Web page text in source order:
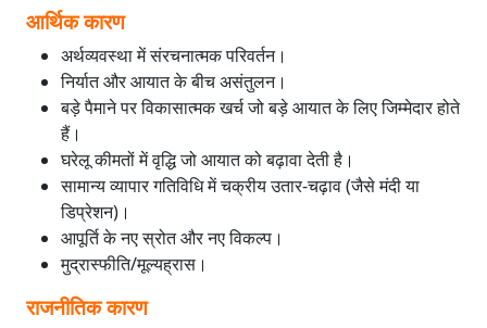
आर्थिक कारण
अर्थव्यवस्था में संरचनात्मक परिवर्तन।
निर्यात और आयात के बीच असंतुलन।
बड़े पैमाने पर विकासात्मक खर्च जो बड़े आयात के लिए जिम्मेदार होते
हैं।
घरेलू कीमतों में वृद्धि जो आयात को बढ़ावा देती है।
सामान्य व्यापार गतिविधि में चक्रीय उतार-चढ़ाव (जैसे मंदी या
डिप्रेशन)।
आपूर्ति के नए स्रोत और नए विकल्प।
मुद्रास्फीति/मूल्यह्रास।
राजनीतिक कारण